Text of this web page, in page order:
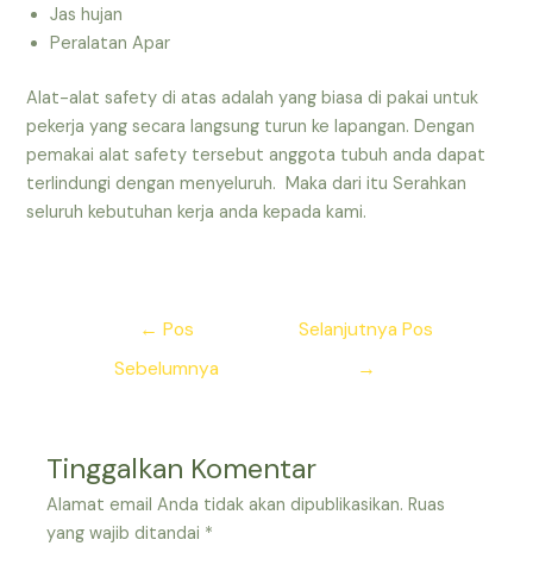
Jas hujan
Peralatan Apar
Alat-alat safety di atas adalah yang biasa di pakai untuk
pekerja yang secara langsung turun ke lapangan. Dengan
pemakai alat safety tersebut anggota tubuh anda dapat
terlindungi dengan menyeluruh. Maka dari itu Serahkan
seluruh kebutuhan kerja anda kepada kami.
← Pos
Sebelumnya
Selanjutnya Pos
→
Tinggalkan Komentar
Alamat email Anda tidak akan dipublikasikan. Ruas
yang wajib ditandai *